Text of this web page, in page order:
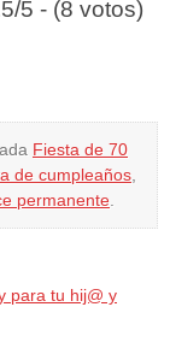
5 - (8 votos)
Fiesta de 70
de cumpleaños
permanente
para tu hij@ y